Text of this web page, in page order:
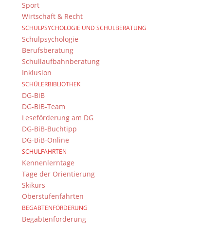
Sport
Wirtschaft & Recht
SCHULPSYCHOLOGIE UND SCHULBERATUNG
Schulpsychologie
Berufsberatung
Schullaufbahnberatung
Inklusion
SCHÜLERBIBLIOTHEK
DG-BiB
DG-BiB-Team
Leseförderung am DG
DG-BiB-Buchtipp
DG-BiB-Online
SCHULFAHRTEN
Kennenlerntage
Tage der Orientierung
Skikurs
Oberstufenfahrten
BEGABTENFÖRDERUNG
Begabtenförderung
© 2015-2017 Dientzenhofer-Gymnasium Bamberg -
Von Hand erstellt. Mit viel